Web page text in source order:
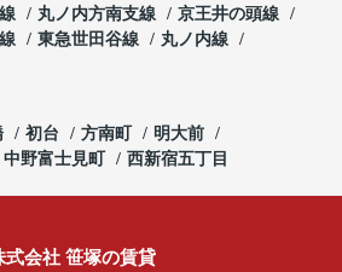
丸ノ内方南支線
京王井の頭線
東急世田谷線
丸ノ内線
初台 方南町
明大前
中野富士見町 西新宿五丁目
式会社 笹塚の賃貸